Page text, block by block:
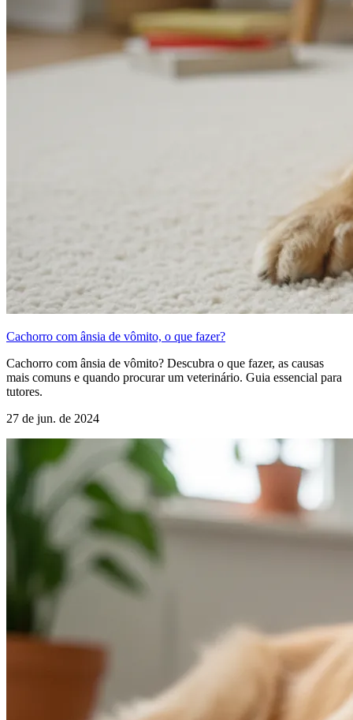
Cachorro com ânsia de vômito, o que fazer?
Cachorro com ânsia de vômito? Descubra o que fazer, as causas
mais comuns e quando procurar um veterinário. Guia essencial para
tutores.
27 de jun. de 2024